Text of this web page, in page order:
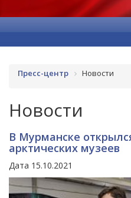
Пресс-центр Новости
Новости
В Мурманске
арктических музеев
Дата 15.10.2021